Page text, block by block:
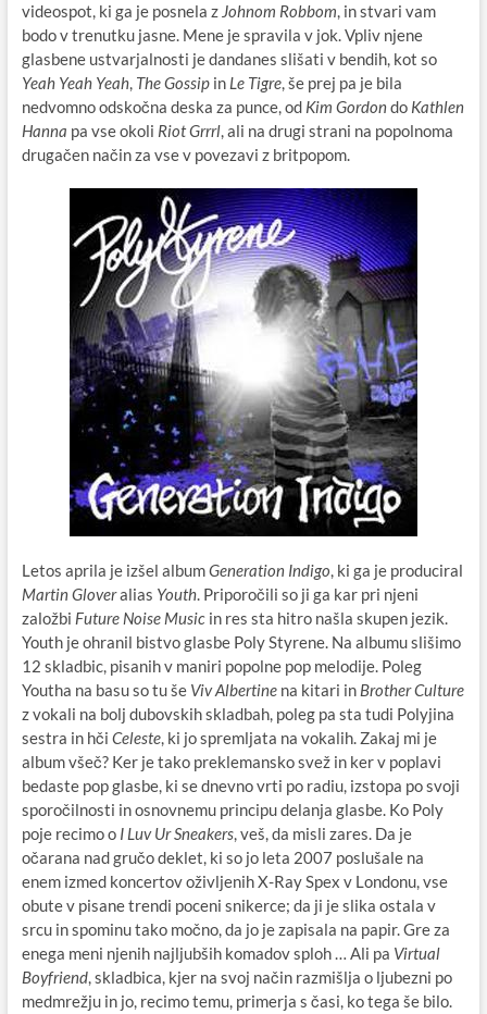
videospot, ki ga je posnela z Johnom Robbom, in stvari vam
bodo v trenutku jasne. Mene je spravila v jok. Vpliv njene
glasbene ustvarjalnosti je dandanes slišati v bendih, kot so
Yeah Yeah Yeah, The Gossipin Le Tigre, še prej pa je bila
nedvomno odskočna deska za punce, od Kim Gordondo Kathlen
Hanna pa vse okoli RiotGrrrl, ali na drugi strani na popolnoma
drugačen način za vse v povezavi z britpopom.
Letos aprila je izšel albumGeneration Indigo, ki ga je produciral
MartinGloveralias Youth. Priporočili so ji ga kar pri njeni
založbi Future Noise Musicin res sta hitro našla skupen jezik.
Youth je ohranil bistvo glasbe Poly Styrene. Na albumu slišimo
12 skladbic, pisanih v maniri popolne pop melodije. Poleg
Youtha na basu so tu še Viv Albertinena kitari in Brother Culture
z vokali na bolj dubovskih skladbah, poleg pa sta tudi Polyjina
sestra in hči Celeste, ki jo spremljata na vokalih. Zakaj mi je
album všeč? Ker je tako preklemansko svež in ker v poplavi
bedaste pop glasbe, ki se dnevno vrti po radiu, izstopa po svoji
sporočilnosti in osnovnemu principu delanja glasbe. Ko Poly
poje recimo o I Luv Ur Sneakers, veš, da misli zares. Da je
očarana nad gručo deklet, ki so jo leta 2007 poslušale na
enem izmed koncertov oživljenih X-Ray Spex v Londonu, vse
obute v pisane trendi poceni snikerce; da ji je slika ostala v
srcu in spominu tako močno, da jo je zapisala na papir. Gre za
enega meni njenih najljubših komadov sploh … Ali pa Virtual
Boyfriend, skladbica, kjer na svoj način razmišlja o ljubezni po
medmrežju in jo, recimo temu, primerja s časi, ko tega še bilo.